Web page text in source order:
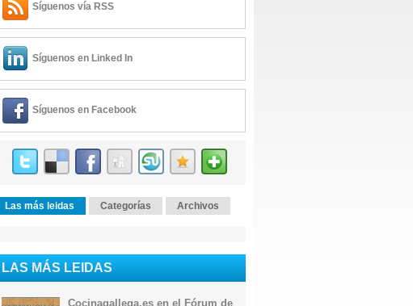
Síguenos vía RSS
Síguenos en Linked In
Síguenos en Facebook
Las más leidas Categorías Archivos
LAS MÁS LEIDAS
Cocinagallega.es en el Fórum de